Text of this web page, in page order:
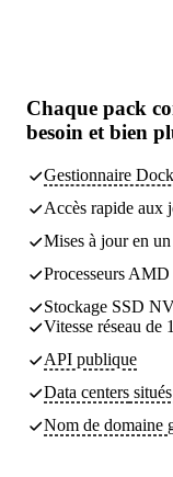
Chaque pack
besoin et bien
Gestionnaire
Accès rapide aux
Mises à jour en
Processeurs
Stockage SSD
Vitesse réseau de
API publique
Data centers
Nom de domaine